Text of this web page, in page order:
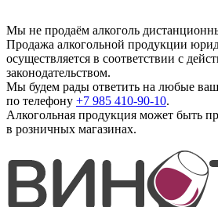
Мы не продаём алкоголь
Продажа алкогольной продукции
осуществляется в соответствии с
законодательством.
Мы будем рады ответить на любые
по телефону +7 985 410-90-10.
Алкогольная продукция может быть
в розничных магазинах.